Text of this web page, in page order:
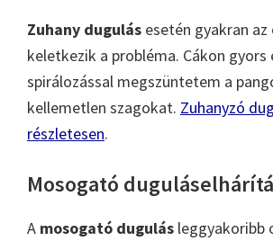
Zuhany dugulás esetén gyakran
keletkezik a probléma. Cákon gyors
spirálozással megszüntetem a
kellemetlen szagokat. Zuhanyzó
részletesen.
Mosogató
A mosogató dugulás leggyakoribb